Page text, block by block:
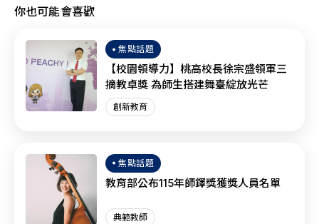
你也可能會喜歡
焦點話題
【校園領導力】桃高校長徐宗盛領軍三
摘教卓獎 為師生搭建舞臺綻放光芒
創新教育
焦點話題
教育部公布115年師鐸獎獲獎人員名單
典範教師